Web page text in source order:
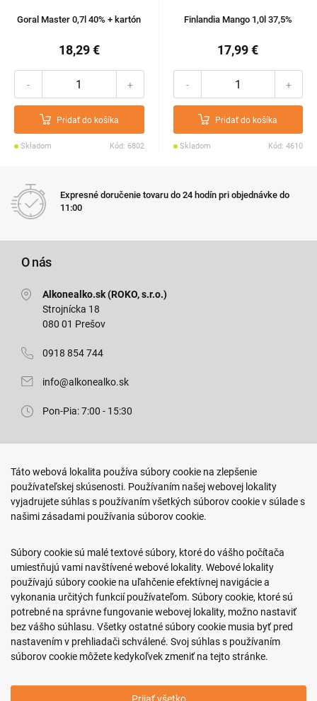
Goral Master 0,7l 40% + kartón
18,29 €
- +
Pridať do košíka
Skladom Kód: 6802
Finlandia Mango 1,0l 37,5%
17,99 €
- +
Pridať do košíka
Skladom Kód: 4610
Expresné doručenie tovaru do 24 hodín pri objednávke do
11:00
O nás
Alkonealko.sk (ROKO, s.r.o.)
Strojnícka 18
080 01 Prešov
0918 854 744
info@alkonealko.sk
Pon-Pia: 7:00 - 15:30
Arm. gen. Svobodu 23/A
080 01 Prešov
0917 466 578
sekcovpredajna@doroka.sk
Pon-Ned: 9:00 - 20:00
Podmienky nákupu
Informácie o firme
Táto webová lokalita používa súbory cookie na zlepšenie
používateľskej skúsenosti. Používaním našej webovej lokality
vyjadrujete súhlas s používaním všetkých súborov cookie v súlade s
našimi zásadami používania súborov cookie.
Súbory cookie sú malé textové súbory, ktoré do vášho počítača
umiestňujú vami navštívené webové lokality. Webové lokality
používajú súbory cookie na uľahčenie efektívnej navigácie a
vykonania určitých funkcií používateľom. Súbory cookie, ktoré sú
potrebné na správne fungovanie webovej lokality, možno nastaviť
bez vášho súhlasu. Všetky ostatné súbory cookie musia byť pred
nastavením v prehliadači schválené. Svoj súhlas s používaním
súborov cookie môžete kedykoľvek zmeniť na tejto stránke.